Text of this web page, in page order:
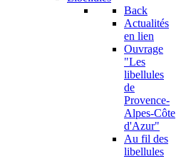
Back
Actualités
en lien
Ouvrage
"Les
libellules
de
Provence-
Alpes-Côte
d'Azur"
Au fil des
libellules